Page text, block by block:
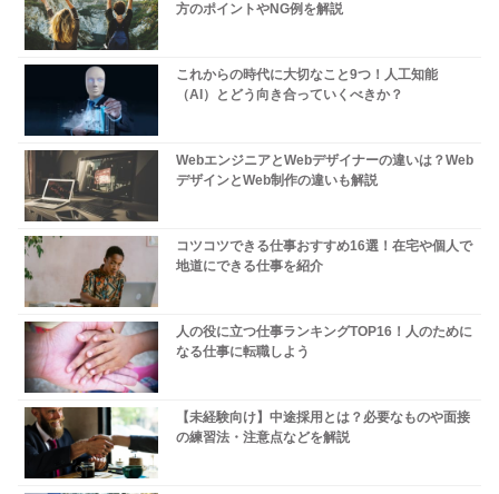
方のポイントやNG例を解説
これからの時代に大切なこと9つ！人工知能
（AI）とどう向き合っていくべきか？
WebエンジニアとWebデザイナーの違いは？Web
デザインとWeb制作の違いも解説
コツコツできる仕事おすすめ16選！在宅や個人で
地道にできる仕事を紹介
人の役に立つ仕事ランキングTOP16！人のために
なる仕事に転職しよう
【未経験向け】中途採用とは？必要なものや面接
の練習法・注意点などを解説